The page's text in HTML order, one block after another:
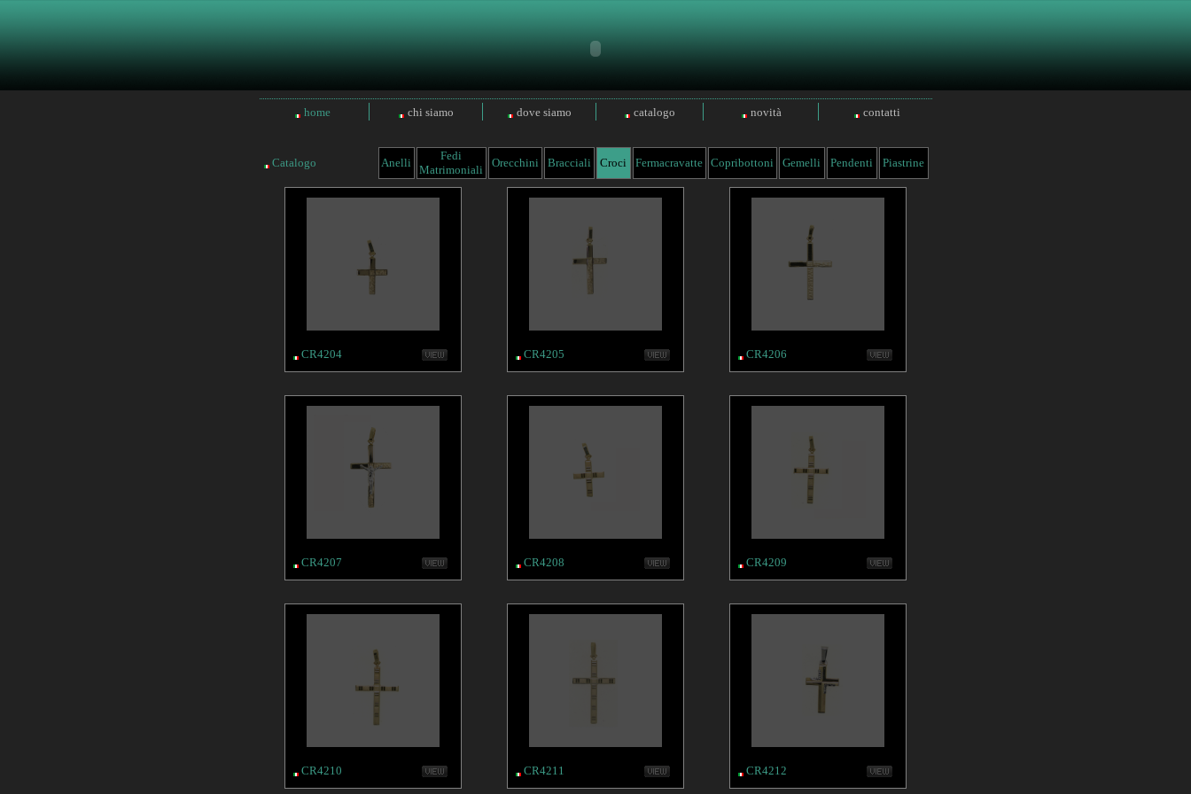
home chi siamo dove siamo catalogo novità contatti
Catalogo Anelli
Fedi
Matrimoniali
Orecchini Bracciali Croci Fermacravatte Copribottoni Gemelli Pendenti Piastrine
CR4204 CR4205 CR4206
CR4207 CR4208 CR4209
CR4210 CR4211 CR4212